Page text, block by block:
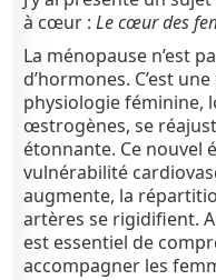
à cœur :Le cœur des
La ménopause n’est
d’hormones. C’est
physiologie féminine,
œstrogènes, se
étonnante. Ce nouvel
vulnérabilité
augmente, la
artères se rigidifient.
est essentiel de
accompagner les